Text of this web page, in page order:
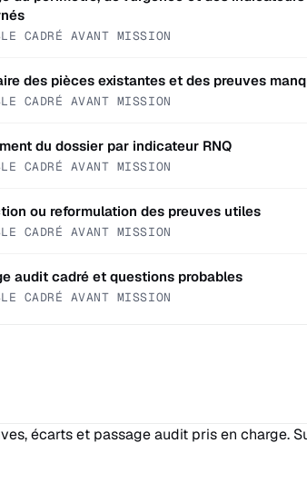
CADRÉ AVANT MISSION
des pièces existantes et des preuves
CADRÉ AVANT MISSION
du dossier par indicateur RNQ
CADRÉ AVANT MISSION
ou reformulation des preuves utiles
CADRÉ AVANT MISSION
audit cadré et questions probables
CADRÉ AVANT MISSION
écarts et passage audit pris en charge.